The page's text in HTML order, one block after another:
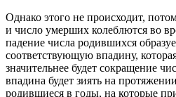
Однако этого не происходит,
и число умерших колеблются во
падение числа родившихся
соответствующую впадину,
значительнее будет сокращение
впадина будет зиять на
родившиеся в годы, на которые